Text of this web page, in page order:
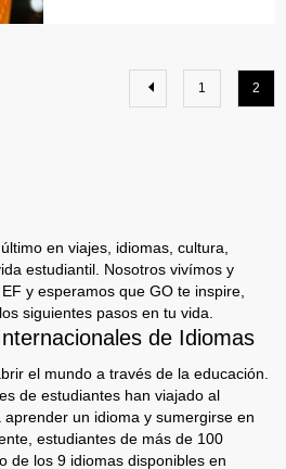
1 2
en viajes, idiomas, cultura,
estudiantil. Nosotros vivímos y
y esperamos que GO te inspire,
siguientes pasos en tu vida.
de Idiomas
el mundo a través de la educación.
de estudiantes han viajado al
un idioma y sumergirse en
estudiantes de más de 100
de los 9 idiomas disponibles en